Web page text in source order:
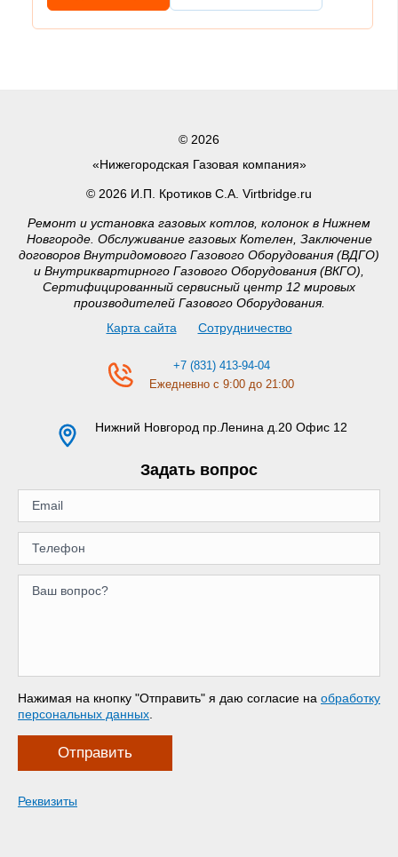
© 2026
«Нижегородская Газовая компания»
© 2026 И.П. Кротиков С.А. Virtbridge.ru
Ремонт и установка газовых котлов, колонок в Нижнем
Новгороде. Обслуживание газовых Котелен, Заключение
договоров Внутридомового Газового Оборудования (ВДГО)
и Внутриквартирного Газового Оборудования (ВКГО),
Сертифицированный сервисный центр 12 мировых
производителей Газового Оборудования.
Карта сайта
Сотрудничество
+7 (831) 413-94-04
Ежедневно с 9:00 до 21:00
Нижний Новгород пр.Ленина д.20 Офис 12
Задать вопрос
Нажимая на кнопку "Отправить" я даю согласие на обработку
персональных данных
Отправить
Реквизиты